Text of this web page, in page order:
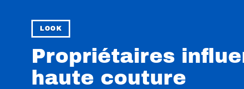
LOOK
Propriétaires
haute couture